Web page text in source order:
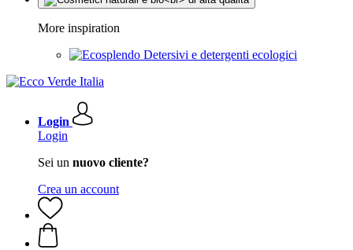
More inspiration
Detersivi e detergenti ecologici
Login
Login
Sei un nuovo cliente?
Crea un account